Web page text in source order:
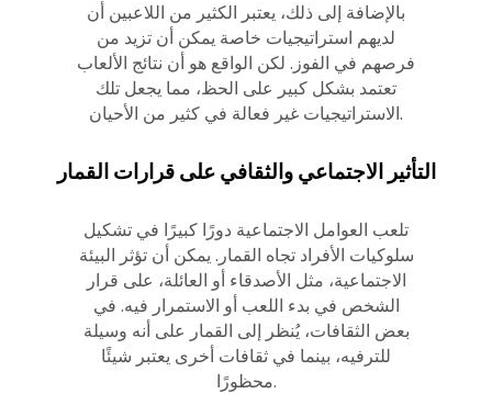
بالإضافة إلى ذلك، يعتبر الكثير من اللاعبين أن
لديهم استراتيجيات خاصة يمكن أن تزيد من
فرصهم في الفوز. لكن الواقع هو أن نتائج الألعاب
تعتمد بشكل كبير على الحظ، مما يجعل تلك
الاستراتيجيات غير فعالة في كثير من الأحيان.
التأثير الاجتماعي والثقافي على قرارات القمار
تلعب العوامل الاجتماعية دورًا كبيرًا في تشكيل
سلوكيات الأفراد تجاه القمار. يمكن أن تؤثر البيئة
الاجتماعية، مثل الأصدقاء أو العائلة، على قرار
الشخص في بدء اللعب أو الاستمرار فيه. في
بعض الثقافات، يُنظر إلى القمار على أنه وسيلة
للترفيه، بينما في ثقافات أخرى يعتبر شيئًا
محظورًا.